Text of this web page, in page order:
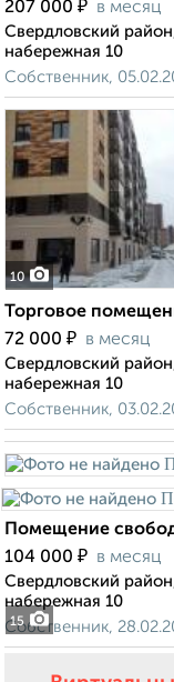
207 000 ₽ в месяц
Свердловский
набережная 10
Собственник,
10
Торговое
72 000 ₽ в месяц
Свердловский
набережная 10
Собственник,
15
Помещение
104 000 ₽ в месяц
Свердловский
набережная 10
Собственник,